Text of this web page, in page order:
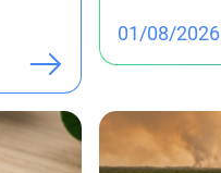
01/08/2026